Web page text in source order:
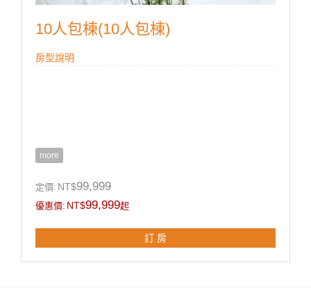
10人包棟(10人包棟)
房型說明
more
定價: NT$99,999
優惠價: NT$99,999起
訂 房